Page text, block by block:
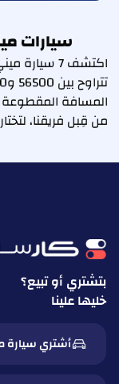
سيارات
اكتشف 7
من قِبل فريقنا،
بتشتري أو تبيع؟
خليها علينا
أشتري سيارة